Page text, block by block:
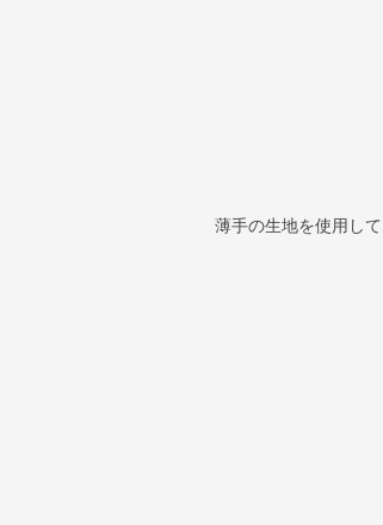
薄手の生地を使用し